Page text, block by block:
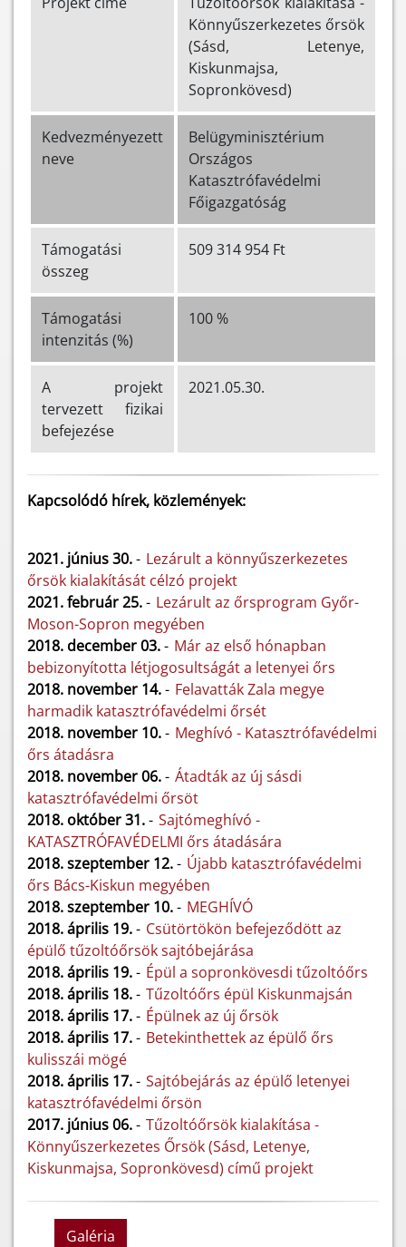
Könnyűszerkezetes őrsök
(Sásd, Letenye,
Kiskunmajsa,
Sopronkövesd)
Kedvezményezett
neve
Belügyminisztérium
Országos
Katasztrófavédelmi
Főigazgatóság
Támogatási
összeg
509 314 954 Ft
Támogatási
intenzitás (%)
100 %
A projekt
tervezett fizikai
befejezése
2021.05.30.
Kapcsolódó hírek, közlemények:
2021. június 30.- Lezárult a könnyűszerkezetes
őrsök kialakítását célzó projekt
2021. február 25.- Lezárult az őrsprogram Győr-
Moson-Sopron megyében
2018. december 03.- Már az első hónapban
bebizonyította létjogosultságát a letenyei őrs
2018. november 14.- Felavatták Zala megye
harmadik katasztrófavédelmi őrsét
2018. november 10.- Meghívó - Katasztrófavédelmi
őrs átadásra
2018. november 06.- Átadták az új sásdi
katasztrófavédelmi őrsöt
2018. október 31.- Sajtómeghívó -
KATASZTRÓFAVÉDELMI őrs átadására
2018. szeptember 12.- Újabb katasztrófavédelmi
őrs Bács-Kiskun megyében
2018. szeptember 10.- MEGHÍVÓ
2018. április 19.- Csütörtökön befejeződött az
épülő tűzoltóőrsök sajtóbejárása
2018. április 19.- Épül a sopronkövesdi tűzoltóőrs
2018. április 18.- Tűzoltóőrs épül Kiskunmajsán
2018. április 17.- Épülnek az új őrsök
2018. április 17.- Betekinthettek az épülő őrs
kulisszái mögé
2018. április 17.- Sajtóbejárás az épülő letenyei
katasztrófavédelmi őrsön
2017. június 06.- Tűzoltóőrsök kialakítása -
Könnyűszerkezetes Őrsök (Sásd, Letenye,
Kiskunmajsa, Sopronkövesd) című projekt
Galéria